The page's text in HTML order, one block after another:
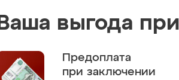
Ваша выгода
Предоплата
при заключении